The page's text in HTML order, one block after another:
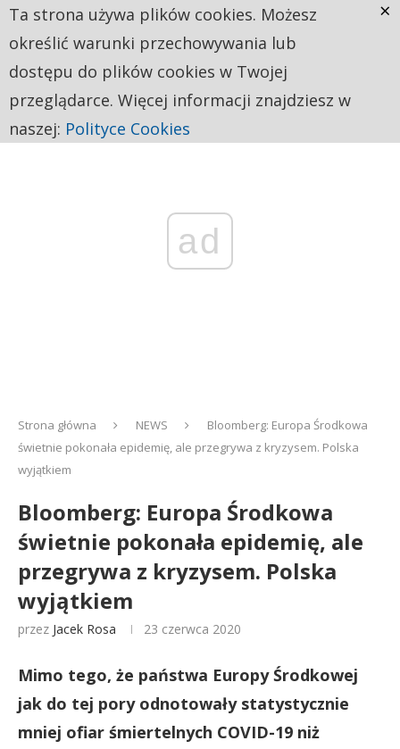
ad
Strona główna NEWS
Bloomberg: Europa Środkowa
świetnie pokonała epidemię, ale przegrywa z kryzysem. Polska
wyjątkiem
Bloomberg: Europa Środkowa
świetnie pokonała epidemię, ale
przegrywa z kryzysem. Polska
wyjątkiem
przez Jacek Rosa 23 czerwca 2020
Mimo tego, że państwa Europy Środkowej
jak do tej pory odnotowały statystycznie
mniej ofiar śmiertelnych COVID-19 niż
Ta strona używa plików cookies. Możesz
określić warunki przechowywania lub
dostępu do plików cookies w Twojej
przeglądarce. Więcej informacji znajdziesz w
naszej: Polityce Cookies
×